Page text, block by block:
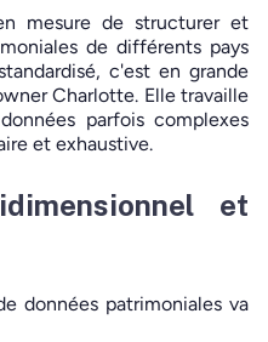
mesure de structurer et
de différents pays
c'est en grande
Charlotte. Elle travaille
parfois complexes
et exhaustive.
et
données patrimoniales va